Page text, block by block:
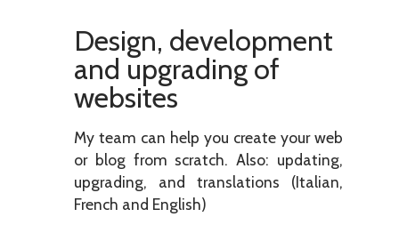
Design, development
and upgrading of
websites
My team can help you create your web
or blog from scratch. Also: updating,
upgrading, and translations (Italian,
French and English)